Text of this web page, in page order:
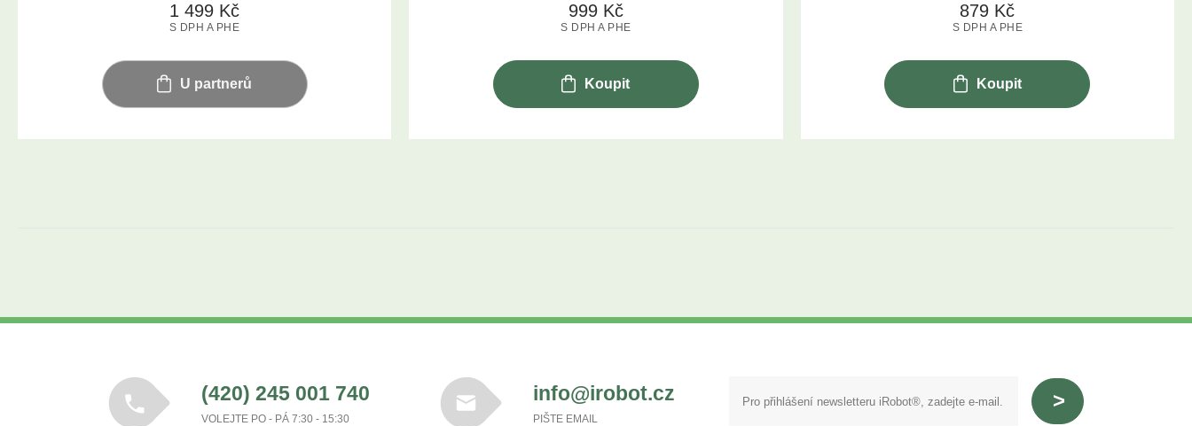
1 499 Kč
S DPH A PHE
U partnerů
999 Kč
S DPH A PHE
Koupit
879 Kč
S DPH A PHE
Koupit
(420) 245 001 740
VOLEJTE PO - PÁ 7:30 - 15:30
info@irobot.cz
PIŠTE EMAIL